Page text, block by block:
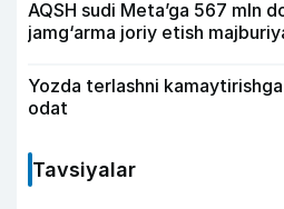
AQSH sudi Meta’ga 567 mln
jamg‘arma joriy etish
Yozda terlashni
odat
Tavsiyalar